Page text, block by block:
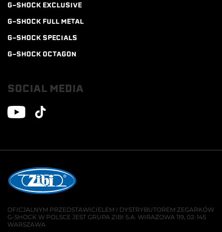
G-SHOCK EXCLUSIVE
G-SHOCK FULL METAL
G-SHOCK SPECIALS
G-SHOCK OCTAGON
SOCIAL MEDIA
OFICJALNYM PRZEDSTAWICIELEM I DYSTRYBUTOREM ZEGARKÓW
G-SHOCK W POLSCE JEST GRUPA ZIBI S.A. WIRAŻOWA 119, 02-145
WARSZAWA